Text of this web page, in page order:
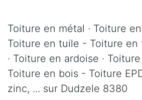
Toiture en métal · Toiture
Toiture en tuile - Toiture en
· Toiture en ardoise ·
Toiture en bois - Toiture
zinc, ... sur Dudzele 8380